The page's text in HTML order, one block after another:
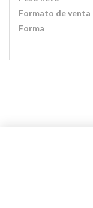
Formato de venta
Forma